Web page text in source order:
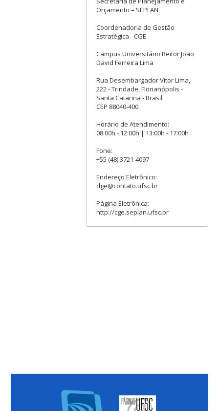
Orçamento – SEPLAN
Coordenadoria de Gestão
Estratégica - CGE
Campus Universitário Reitor João
David Ferreira Lima
Rua Desembargador Vitor Lima,
222 - Trindade, Florianópolis -
Santa Catarina - Brasil
CEP 88040-400
Horário de Atendimento:
08:00h - 12:00h | 13:00h - 17:00h
Fone:
+55 (48) 3721-4097
Endereço Eletrônico:
dge@contato.ufsc.br
Página Eletrônica:
http://cge.seplan.ufsc.br